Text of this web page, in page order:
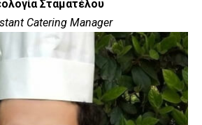
Σταματέλου
Catering Manager